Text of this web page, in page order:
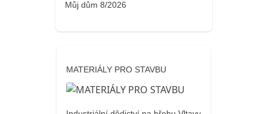
Můj dům 8/2026
MATERIÁLY PRO STAVBU